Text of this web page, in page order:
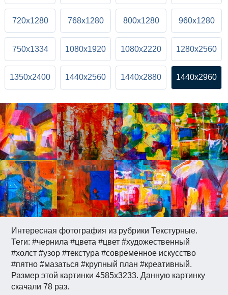
Интересная фотография из рубрики Текстурные.
Теги: #чернила #цвета #цвет #художественный
#холст #узор #текстура #современное искусство
#пятно #мазаться #крупный план #креативный.
Размер этой картинки 4585x3233. Данную картинку
скачали 78 раз.
720x1280 768x1280 800x1280 960x1280
750x1334 1080x1920 1080x2220 1280x2560
1350x2400 1440x2560 1440x2880 1440x2960